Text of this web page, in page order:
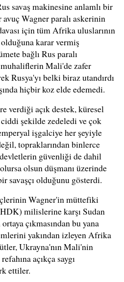
savaş makinesine anlamlı bir
Wagner paralı askerinin
için tüm Afrika uluslarının
karar vermiş
bağlı Rus paralı
muhaliflerin Mali'de zafer
Rusya'yı belki biraz utandırdı
hiçbir koz elde edemedi.
verdiği açık destek, küresel
şekilde zedeledi ve çok
işgalciye her şeyiyle
topraklarından binlerce
güvenliği de dahil
olsun düşmanı üzerinde
savaşçı olduğunu gösterdi.
Wagner'in müttefiki
milislerine karşı Sudan
çıkmasından bu yana
yakından izleyen Afrika
Ukrayna'nın Mali'nin
açıkça saygı
ettiler.